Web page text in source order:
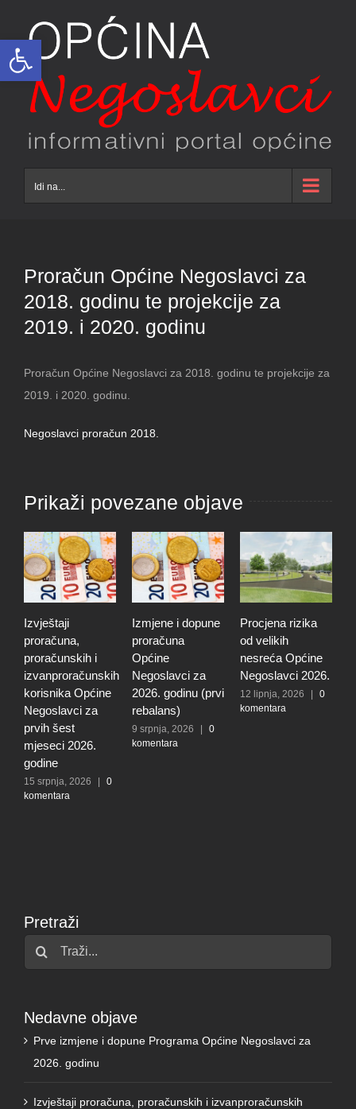
Open toolbar
content
Idi na...
Proračun Općine Negoslavci za
2018. godinu te projekcije za
2019. i 2020. godinu
Proračun Općine Negoslavci za 2018. godinu te projekcije za
2019. i 2020. godinu.
Negoslavci proračun 2018.
Prikaži povezane objave
Izvještaji
proračuna,
proračunskih i
izvanproračunskih
korisnika Općine
Negoslavci za
prvih šest
mjeseci 2026.
godine
15 srpnja, 2026
0
komentara
Izmjene i dopune
proračuna
Općine
Negoslavci za
2026. godinu (prvi
rebalans)
9 srpnja, 2026
0
komentara
Procjena rizika
od velikih
nesreća Općine
Negoslavci 2026.
12 lipnja, 2026
0
komentara
Pretraži
Traži...
Nedavne objave
Prve izmjene i dopune Programa Općine Negoslavci za
2026. godinu
Izvještaji proračuna, proračunskih i izvanproračunskih